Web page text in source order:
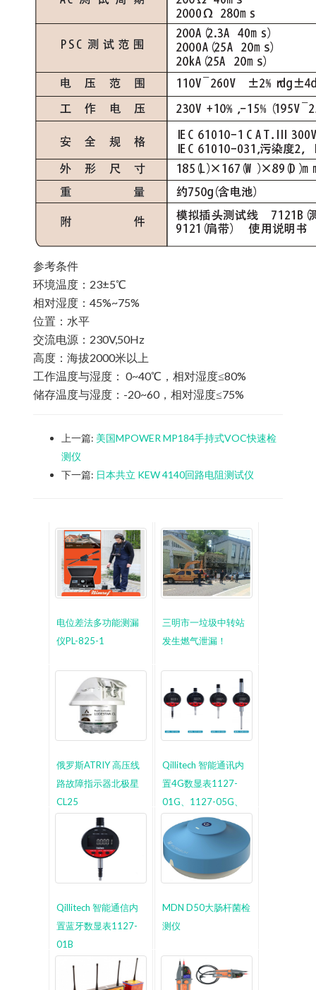
参考条件
环境温度：23±5℃
相对湿度：45%~75%
位置：水平
交流电源：230V,50Hz
高度：海拔2000米以上
工作温度与湿度： 0~40℃，相对湿度≤80%
储存温度与湿度：-20~60，相对湿度≤75%
上一篇: 美国MPOWER MP184手持式VOC快速检
测仪
下一篇: 日本共立 KEW 4140回路电阻测试仪
电位差法多功能测漏
仪PL-825-1
三明市一垃圾中转站
发生燃气泄漏！
俄罗斯ATRIY 高压线
路故障指示器北极星
CL25
Qillitech 智能通讯内
置4G数显表1127-
01G、1127-05G、
1254-05G、1508-
05G
Qillitech 智能通信内
置蓝牙数显表1127-
01B
MDN D50大肠杆菌检
测仪